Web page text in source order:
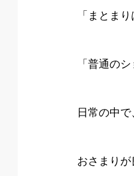
「まとま
「普通の
日常の中
おさまりが